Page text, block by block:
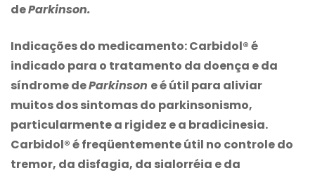
deParkinson.
Indicações do medicamento:Carbidol® é
indicado para o tratamento da doença e da
síndrome deParkinson e é útil para aliviar
muitos dos sintomas do parkinsonismo,
particularmente a rigidez e a bradicinesia.
Carbidol® é freqüentemente útil no controle do
tremor, da disfagia, da sialorréia e da